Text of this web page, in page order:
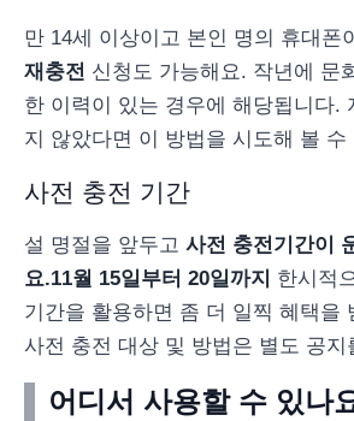
만 14세 이상이고 본인 명의 휴대폰
재충전 신청도 가능해요. 작년에 문
한 이력이 있는 경우에 해당됩니다.
지 않았다면 이 방법을 시도해 볼 수
사전 충전 기간
설 명절을 앞두고 사전 충전 기간이
요.11월 15일부터 20일까지 한시적
기간을 활용하면 좀 더 일찍 혜택을
사전 충전 대상 및 방법은 별도 공지
어디서 사용할 수 있나